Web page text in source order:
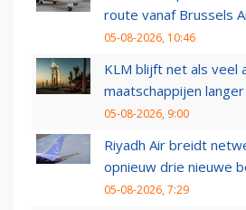
route vanaf Brussels
05-08-2026, 10:46
KLM blijft net als veel
maatschappijen
05-08-2026, 9:00
Riyadh Air breidt
opnieuw drie nieuwe
05-08-2026, 7:29